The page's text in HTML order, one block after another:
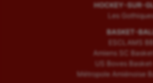
HOCKEY-SUR-
Les
BASKET-
ESCLAMS BB
Amiens SC
US Boves
Métropole Amiénoise